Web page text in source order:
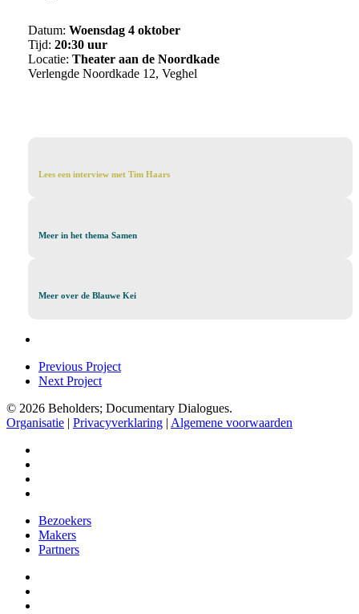
Datum: Woensdag 4 oktober
Tijd: 20:30 uur
Locatie: Theater aan de Noordkade
Verlengde Noordkade 12, Veghel
Lees
Tim
Lees een interview met Tim Haars
Meer
Samen
Meer in het thema Samen
Meer
Meer over de Blauwe Kei
Previous Project
Next Project
© 2026 Beholders; Documentary Dialogues.
Organisatie | Privacyverklaring | Algemene voorwaarden
Close
Menu
Bezoekers
Makers
Partners